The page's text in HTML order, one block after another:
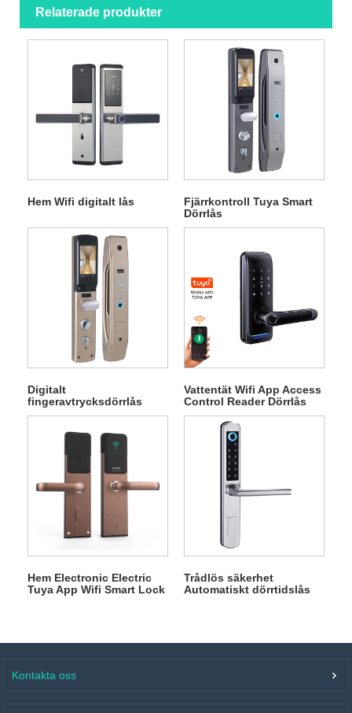
Relaterade produkter
Hem Wifi digitalt lås
Fjärrkontroll Tuya Smart
Dörrlås
Digitalt
fingeravtrycksdörrlås
Vattentät Wifi App Access
Control Reader Dörrlås
Hem Electronic Electric
Tuya App Wifi Smart Lock
Trådlös säkerhet
Automatiskt dörrtidslås
Kontakta oss